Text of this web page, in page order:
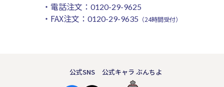
・電話注文： 0120-29-9625
・FAX注文： 0120-29-9635 （24時間受付）
公式SNS 公式キャラ ぶんちよ